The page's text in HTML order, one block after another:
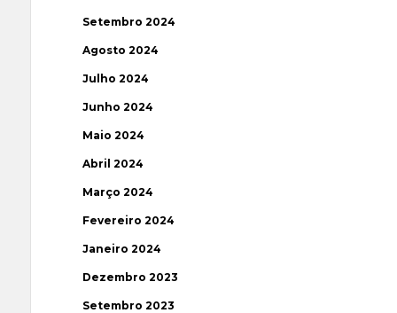
Setembro 2024
Agosto 2024
Julho 2024
Junho 2024
Maio 2024
Abril 2024
Março 2024
Fevereiro 2024
Janeiro 2024
Dezembro 2023
Setembro 2023